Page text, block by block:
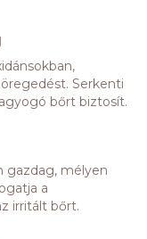
Serkenti
bőrt biztosít.
gazdag, mélyen
a
irritált bőrt.